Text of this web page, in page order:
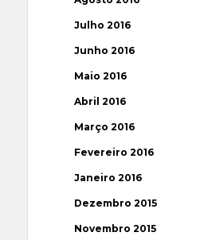
Julho 2016
Junho 2016
Maio 2016
Abril 2016
Março 2016
Fevereiro 2016
Janeiro 2016
Dezembro 2015
Novembro 2015